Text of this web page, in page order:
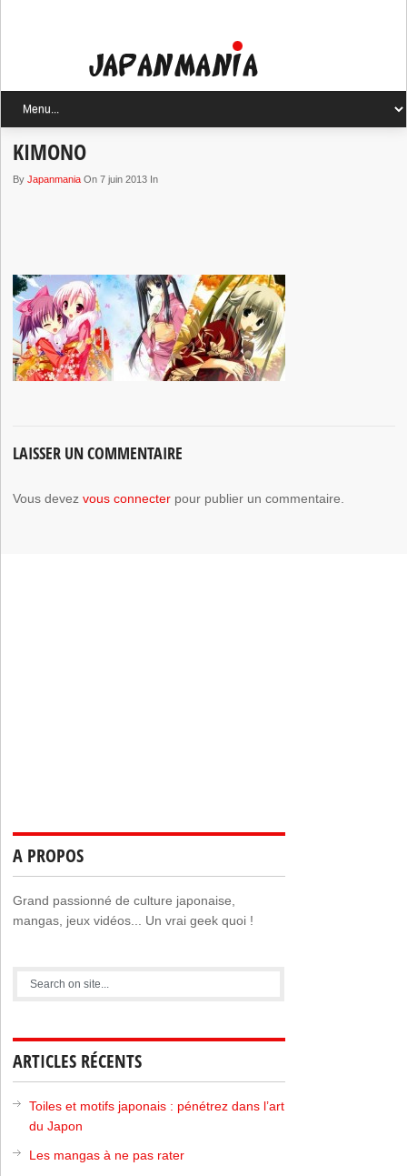
KIMONO
ByJapanmania On 7 juin 2013 In
LAISSER UN COMMENTAIRE
Vous devezvous connecter pour publier un commentaire.
A PROPOS
Grand passionné de culture japonaise,
mangas, jeux vidéos... Un vrai geek quoi !
ARTICLES RÉCENTS
Toiles et motifs japonais : pénétrez dans l’art
du Japon
Les mangas à ne pas rater